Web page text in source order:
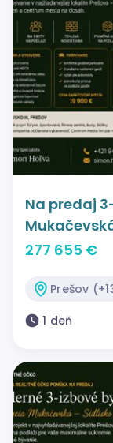
Na predaj
277 655 €
Prešov
1 deň